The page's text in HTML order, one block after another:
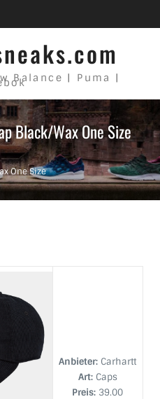
Balance | Puma |
Black/Wax One Size
One Size
Anbieter: Carhartt
Art: Caps
Preis: 39.00